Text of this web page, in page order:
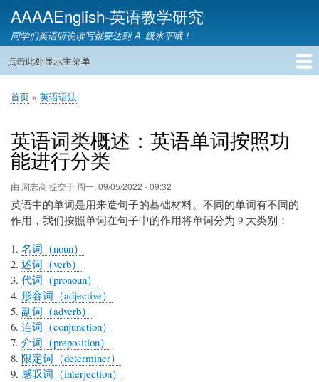
跳
转
到
AAAAEnglish-英语教学研究
同学们英语听说读写都要达到 A 级水平哦！
主
航
点击此处显示主菜单
首页
英语网课
教材精讲
英语语音
英语语法
英语词汇
雅思托福
英语教学
教育资讯
英语家教
联系我们
面
屑
首页 英语语法
英语词类概述：英语单词按照功
能进行分类
由 周志高提交于 周一, 09/05/2022 - 09:32
英语中的单词是用来造句子的基础材料。不同的单词有不同的
作用，我们按照单词在句子中的作用将单词分为 9 大类别：
名词（noun）
述词（verb）
代词（pronoun）
形容词（adjective）
副词（adverb）
连词（conjunction）
介词（preposition）
限定词（determiner）
感叹词（interjection）